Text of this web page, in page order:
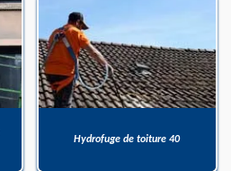
Hydrofuge de toiture 40